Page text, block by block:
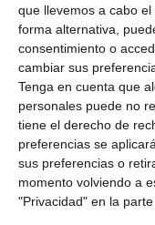
que llevemos a cabo
forma alternativa,
consentimiento o
cambiar sus
Tenga en cuenta que
personales puede no
tiene el derecho de
preferencias se
sus preferencias o
momento volviendo a
"Privacidad" en la
El
el
‘La